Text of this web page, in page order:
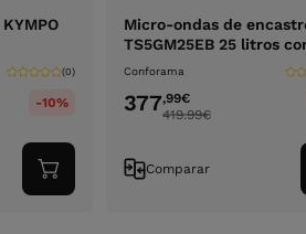
(0)
-10%
Adicionar
ao
Micro-ondas de
TS5GM25EB 25 litros
Conforama
377,99€
419.99€
Comparar